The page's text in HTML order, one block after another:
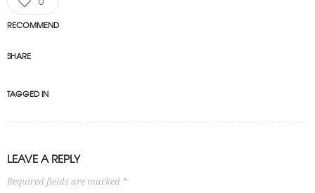
RECOMMEND
SHARE
TAGGED IN
LEAVE A REPLY
Required fields are marked *